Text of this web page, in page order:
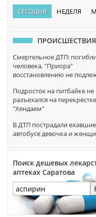
СЕГОДНЯ НЕДЕЛЯ
ПРОИСШЕСТВИЯ
Смертельное ДТП:
человека, "Приора"
восстановлению не
Подросток на питбайке не
разъехался на
"Хендаем"
В ДТП пострадали
автобусе девочка и
Поиск дешевых
аптеках Саратова